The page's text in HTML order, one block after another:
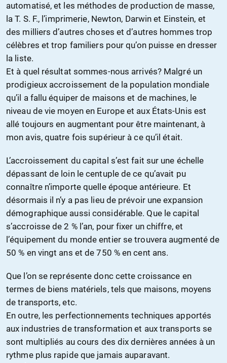
automatisé, et les méthodes de production de masse,
la T. S. F., l’imprimerie, Newton, Darwin et Einstein, et
des milliers d’autres choses et d’autres hommes trop
célèbres et trop familiers pour qu’on puisse en dresser
la liste.
Et à quel résultat sommes-nous arrivés? Malgré un
prodigieux accroissement de la population mondiale
qu’il a fallu équiper de maisons et de machines, le
niveau de vie moyen en Europe et aux États-Unis est
allé toujours en augmentant pour être maintenant, à
mon avis, quatre fois supérieur à ce qu’il était.
L’accroissement du capital s’est fait sur une échelle
dépassant de loin le centuple de ce qu’avait pu
connaître n’importe quelle époque antérieure. Et
désormais il n’y a pas lieu de prévoir une expansion
démographique aussi considérable. Que le capital
s’accroisse de 2 % l’an, pour fixer un chiffre, et
l’équipement du monde entier se trouvera augmenté de
50 % en vingt ans et de 750 % en cent ans.
Que l’on se représente donc cette croissance en
termes de biens matériels, tels que maisons, moyens
de transports, etc.
En outre, les perfectionnements techniques apportés
aux industries de transformation et aux transports se
sont multipliés au cours des dix dernières années à un
rythme plus rapide que jamais auparavant.